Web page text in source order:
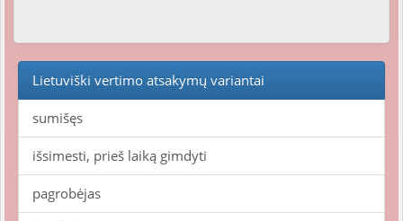
Lietuviški vertimo atsakymų variantai
sumišęs
išsimesti, prieš laiką gimdyti
pagrobėjas